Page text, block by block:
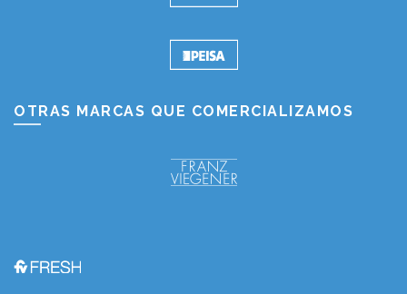
OTRAS MARCAS QUE COMERCIALIZAMOS